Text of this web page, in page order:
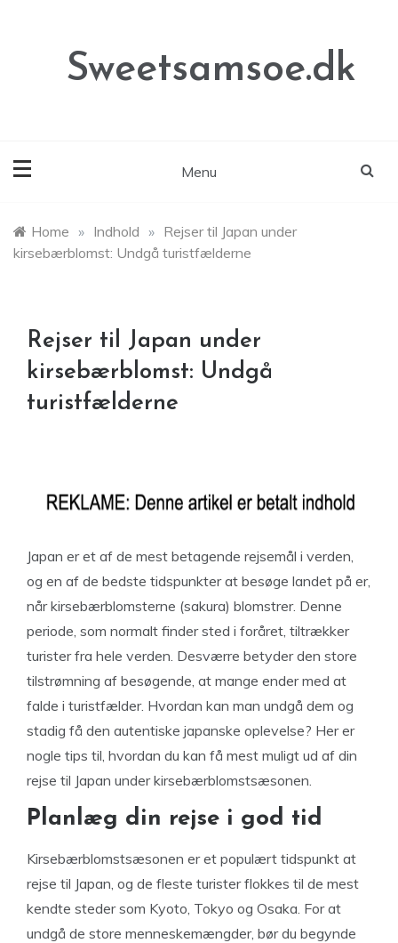
Sweetsamsoe.dk
Menu
Home » Indhold » Rejser til Japan under
kirsebærblomst: Undgå turistfælderne
Rejser til Japan under
kirsebærblomst: Undgå
turistfælderne
Japan er et af de mest betagende rejsemål i verden,
og en af de bedste tidspunkter at besøge landet på er,
når kirsebærblomsterne (sakura) blomstrer. Denne
periode, som normalt finder sted i foråret, tiltrækker
turister fra hele verden. Desværre betyder den store
tilstrømning af besøgende, at mange ender med at
falde i turistfælder. Hvordan kan man undgå dem og
stadig få den autentiske japanske oplevelse? Her er
nogle tips til, hvordan du kan få mest muligt ud af din
rejse til Japan under kirsebærblomstsæsonen.
Planlæg din rejse i god tid
Kirsebærblomstsæsonen er et populært tidspunkt at
rejse til Japan, og de fleste turister flokkes til de mest
kendte steder som Kyoto, Tokyo og Osaka. For at
undgå de store menneskemængder, bør du begynde